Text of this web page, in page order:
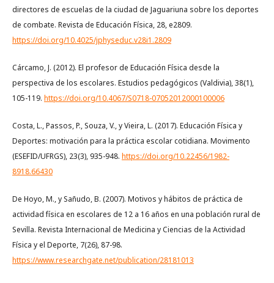
directores de escuelas de la ciudad de Jaguariuna sobre los deportes
de combate. Revista de Educación Física, 28, e2809.
https://doi.org/10.4025/jphyseduc.v28i1.2809
Cárcamo, J. (2012). El profesor de Educación Física desde la
perspectiva de los escolares. Estudios pedagógicos (Valdivia), 38(1),
105-119. https://doi.org/10.4067/S0718-07052012000100006
Costa, L., Passos, P., Souza, V., y Vieira, L. (2017). Educación Física y
Deportes: motivación para la práctica escolar cotidiana. Movimento
(ESEFID/UFRGS), 23(3), 935-948. https://doi.org/10.22456/1982-
8918.66430
De Hoyo, M., y Sañudo, B. (2007). Motivos y hábitos de práctica de
actividad física en escolares de 12 a 16 años en una población rural de
Sevilla. Revista Internacional de Medicina y Ciencias de la Actividad
Física y el Deporte, 7(26), 87-98.
https://www.researchgate.net/publication/28181013